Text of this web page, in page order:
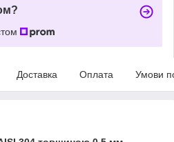
Доставка Оплата Умови